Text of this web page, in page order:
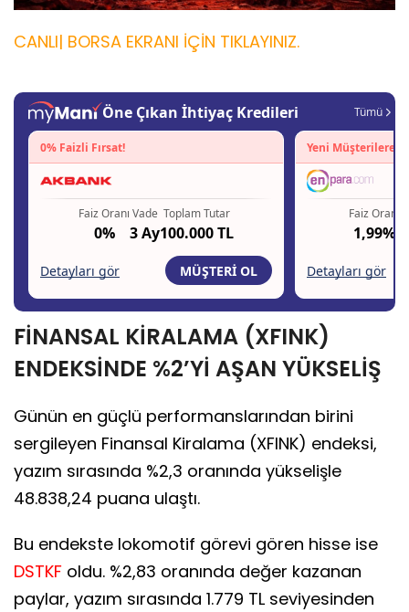
CANLI| BORSA EKRANI İÇİN TIKLAYINIZ.
FİNANSAL KİRALAMA (XFINK)
ENDEKSİNDE %2’Yİ AŞAN YÜKSELİŞ
Günün en güçlü performanslarından birini
sergileyen Finansal Kiralama (XFINK) endeksi,
yazım sırasında %2,3 oranında yükselişle
48.838,24 puana ulaştı.
Bu endekste lokomotif görevi gören hisse ise
DSTKF oldu. %2,83 oranında değer kazanan
paylar, yazım sırasında 1.779 TL seviyesinden